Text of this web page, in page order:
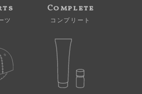
ツ
Complete
コンプリート